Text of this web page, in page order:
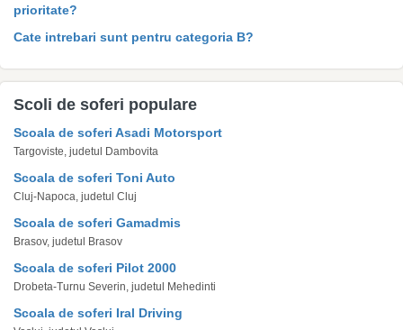
prioritate?
Cate intrebari sunt pentru categoria B?
Scoli de soferi populare
Scoala de soferi Asadi Motorsport
Targoviste, judetul Dambovita
Scoala de soferi Toni Auto
Cluj-Napoca, judetul Cluj
Scoala de soferi Gamadmis
Brasov, judetul Brasov
Scoala de soferi Pilot 2000
Drobeta-Turnu Severin, judetul Mehedinti
Scoala de soferi Iral Driving